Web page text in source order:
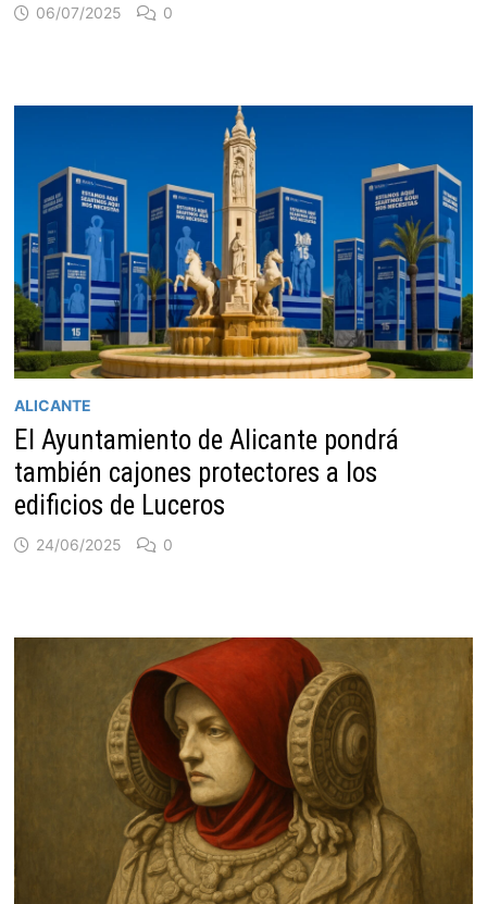
06/07/2025 0
ALICANTE
El Ayuntamiento de Alicante pondrá
también cajones protectores a los
edificios de Luceros
24/06/2025 0